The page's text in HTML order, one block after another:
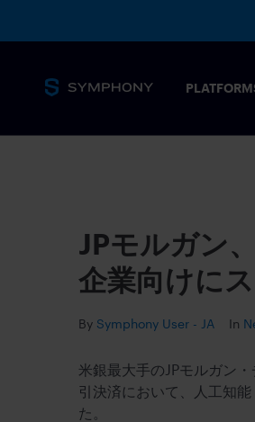
JPモルガン
企業向けに
By Symphony User - JA In
米銀最大手のJPモルガン
引決済において、人工知
た。